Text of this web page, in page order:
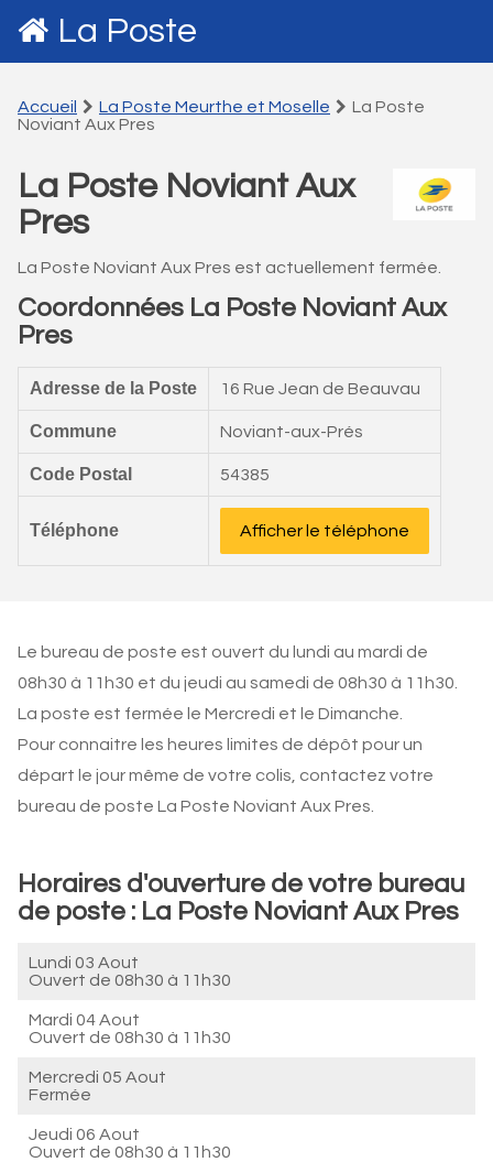
La Poste
Accueil La Poste Meurthe et Moselle
La Poste
Noviant Aux Pres
La Poste Noviant Aux
Pres
La Poste Noviant Aux Pres est actuellement fermée.
Coordonnées La Poste Noviant Aux
Pres
Adresse de la Poste 16 Rue Jean de Beauvau
Commune Noviant-aux-Prés
Code Postal 54385
Téléphone Afficher le téléphone
Le bureau de poste est ouvert du lundi au mardi de
08h30 à 11h30 et du jeudi au samedi de 08h30 à 11h30.
La poste est fermée le Mercredi et le Dimanche.
Pour connaitre les heures limites de dépôt pour un
départ le jour même de votre colis, contactez votre
bureau de poste La Poste Noviant Aux Pres.
Horaires d'ouverture de votre bureau
de poste : La Poste Noviant Aux Pres
Lundi 03 Aout
Ouvert de 08h30 à 11h30
Mardi 04 Aout
Ouvert de 08h30 à 11h30
Mercredi 05 Aout
Fermée
Jeudi 06 Aout
Ouvert de 08h30 à 11h30